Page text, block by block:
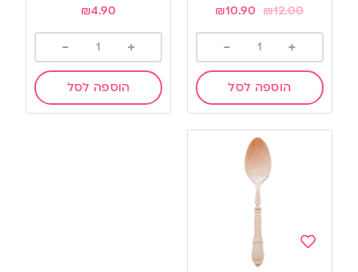
₪12.00
₪10.90
+
-
הוספה לסל
₪4.90
+
-
הוספה לסל